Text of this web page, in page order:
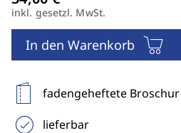
inkl. gesetzl. MwSt.
In den Warenkorb
fadengeheftete Broschur
lieferbar